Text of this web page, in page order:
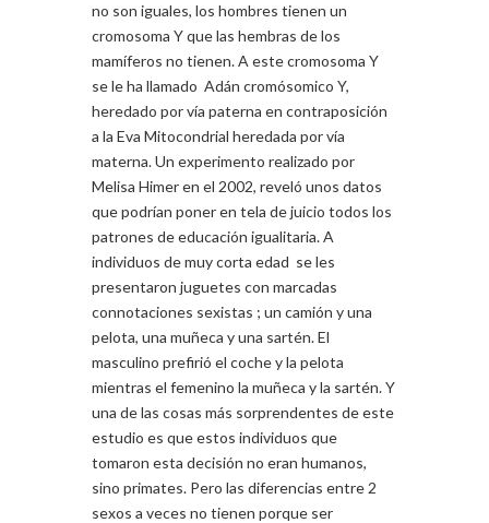
no son iguales, los hombres tienen un
cromosoma Y que las hembras de los
mamíferos no tienen. A este cromosoma Y
se le ha llamado Adán cromósomico Y,
heredado por vía paterna en contraposición
a la Eva Mitocondrial heredada por vía
materna. Un experimento realizado por
Melisa Himer en el 2002, reveló unos datos
que podrían poner en tela de juicio todos los
patrones de educación igualitaria. A
individuos de muy corta edad se les
presentaron juguetes con marcadas
connotaciones sexistas ; un camión y una
pelota, una muñeca y una sartén. El
masculino prefirió el coche y la pelota
mientras el femenino la muñeca y la sartén. Y
una de las cosas más sorprendentes de este
estudio es que estos individuos que
tomaron esta decisión no eran humanos,
sino primates. Pero las diferencias entre 2
sexos a veces no tienen porque ser